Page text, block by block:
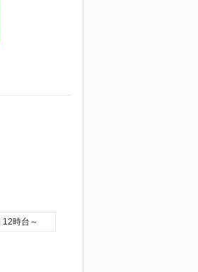
12時台～